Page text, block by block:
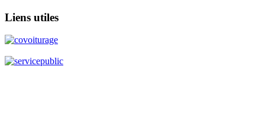
Liens utiles